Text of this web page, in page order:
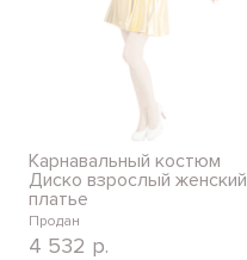
Карнавальный костюм
Диско взрослый женский
платье
Продан
4 532 р.